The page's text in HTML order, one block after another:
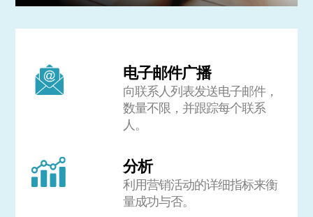
电子邮件广播
向联系人列表发送电子邮件，
数量不限，并跟踪每个联系
人。
分析
利用营销活动的详细指标来衡
量成功与否。